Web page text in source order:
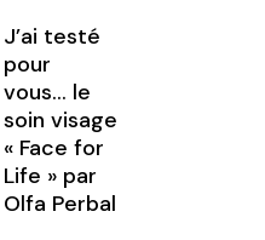
J’ai testé
pour
vous… le
soin visage
« Face for
Life » par
Olfa Perbal